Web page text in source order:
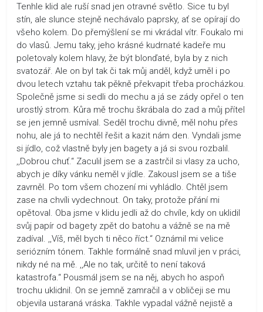
Tenhle klid ale ruší snad jen otravné světlo. Sice tu byl
stín, ale slunce stejně nechávalo paprsky, ať se opírají do
všeho kolem. Do přemýšlení se mi vkrádal vítr. Foukalo mi
do vlasů. Jemu taky, jeho krásné kudrnaté kadeře mu
poletovaly kolem hlavy, že být blonďaté, byla by z nich
svatozář. Ale on byl tak či tak můj anděl, když uměl i po
dvou letech vztahu tak pěkně překvapit třeba procházkou.
Společně jsme si sedli do mechu a já se zády opřel o ten
urostlý strom. Kůra mě trochu škrábala do zad a můj přítel
se jen jemně usmíval. Seděl trochu divně, měl nohu přes
nohu, ale já to nechtěl řešit a kazit nám den. Vyndali jsme
si jídlo, což vlastně byly jen bagety a já si svou rozbalil.
,,Dobrou chuť.“ Zaculil jsem se a zastrčil si vlasy za ucho,
abych je díky vánku neměl v jídle. Zakousl jsem se a tiše
zavrněl. Po tom všem chození mi vyhládlo. Chtěl jsem
zase na chvíli vydechnout. On taky, protože přání mi
opětoval. Oba jsme v klidu jedli až do chvíle, kdy on uklidil
svůj papír od bagety zpět do batohu a vážně se na mě
zadíval. ,,Víš, měl bych ti něco říct.“ Oznámil mi velice
seriózním tónem. Takhle formálně snad mluvil jen v práci,
nikdy né na mě. ,,Ale no tak, určitě to není taková
katastrofa.“ Pousmál jsem se na něj, abych ho aspoň
trochu uklidnil. On se jemně zamračil a v obličeji se mu
objevila ustaraná vráska. Takhle vypadal vážně nejistě a